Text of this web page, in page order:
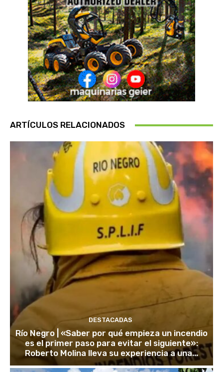
ARTÍCULOS RELACIONADOS
DESTACADAS
Río Negro | «Saber por qué empieza un incendio
es el primer paso para evitar el siguiente»:
Roberto Molina lleva su experiencia a una...